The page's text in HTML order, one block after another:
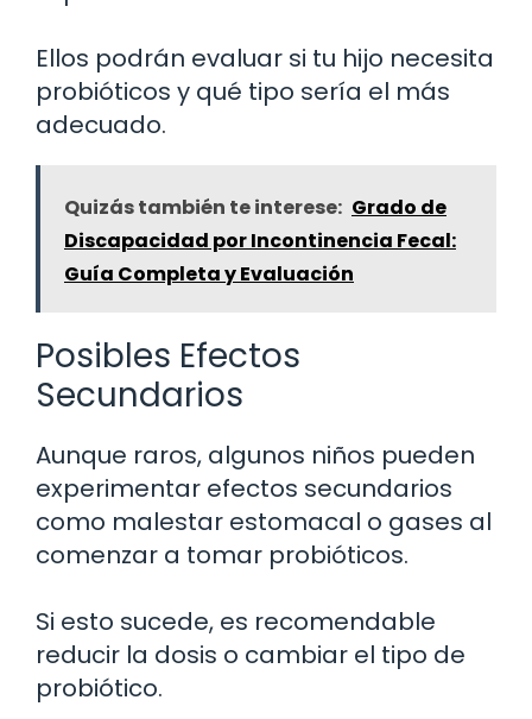
Ellos podrán evaluar si tu hijo necesita
probióticos y qué tipo sería el más
adecuado.
Quizás también te interese: Grado de
Discapacidad por Incontinencia Fecal:
Guía Completa y Evaluación
Posibles Efectos
Secundarios
Aunque raros, algunos niños pueden
experimentar efectos secundarios
como malestar estomacal o gases al
comenzar a tomar probióticos.
Si esto sucede, es recomendable
reducir la dosis o cambiar el tipo de
probiótico.